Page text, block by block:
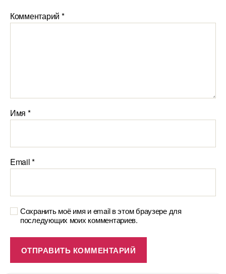
Комментарий *
Имя *
Email*
Сохранить моё имя и email в этом браузере для
последующих моих комментариев.